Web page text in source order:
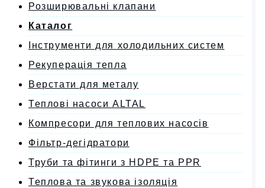
Розширювальні клапани
Каталог
Інструменти для холодильних систем
Рекуперація тепла
Верстати для металу
Теплові насоси ALTAL
Компресори для теплових насосів
Фільтр-дегідратори
Труби та фітинги з HDPE та PPR
Теплова та звукова ізоляція